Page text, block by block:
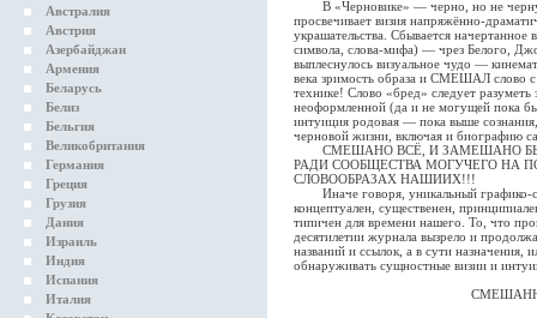
Австралия
Австрия
Азербайджан
Армения
Беларусь
Белиз
Бельгия
Великобритания
Германия
Греция
Грузия
Дания
Израиль
Индия
Испания
Италия
В «Черновике» — черно, но не
просвечивает визия напряжённо-
украшательства. Сбывается начертанное
символа, слова-мифа) — чрез Белого,
выплеснулось визуальное чудо —
века зримость образа и СМЕШАЛ слово
технике! Слово «бред» следует
неоформленной (да и не могущей пока
интуиция родовая — пока выше
черновой жизни, включая и биографию
СМЕШАНО ВСЁ, И ЗАМЕШАНО
РАДИ СООБЩЕСТВА МОГУЧЕГО НА
СЛОВООБРАЗАХ НАШИИХ!!!
Иначе говоря, уникальный графико-
концептуален, существенен,
типичен для времени нашего. То, что
десятилетии журнала вызрело и
названий и ссылок, а в сути
обнаруживать сущностные визии и